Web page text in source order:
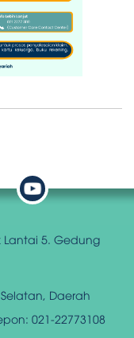
Lantai 5. Gedung
Daerah
021-22773108